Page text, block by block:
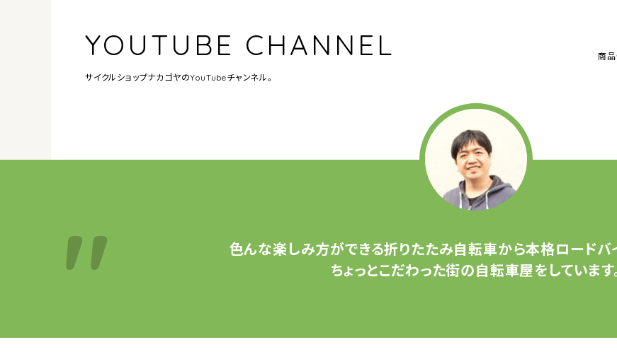
YOUTUBE CHANNEL
サイクルショップナカゴヤのYouTubeチャンネル。
商品
色んな楽しみ方ができる折りたたみ自転車から本格ロードバ
ちょっとこだわった街の自転車屋をしています